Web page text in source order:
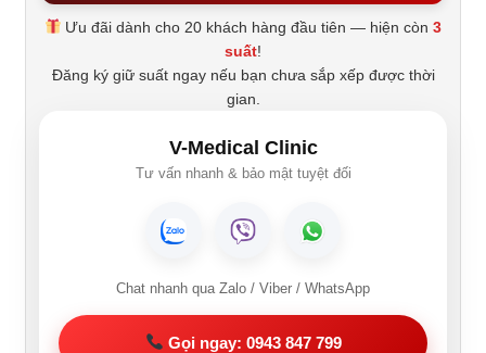
Ưu đãi dành cho 20 khách hàng đầu tiên — hiện còn3
suất!
Đăng ký giữ suất ngay nếu bạn chưa sắp xếp được thời
gian.
V-Medical Clinic
Tư vấn nhanh & bảo mật tuyệt đối
Chat nhanh qua Zalo / Viber / WhatsApp
Gọi ngay: 0943 847 799